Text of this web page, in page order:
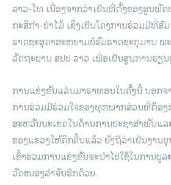
ລາວ-ໄທ ເນື່ອງຈາກວ່າເປັນທີ່ຕັ້ງຂອງສູນພັ
ກະສິກຳ-ປ່າໄມ້ ເຊິ່ງເປັນໂຄງການຮ່ວມມືທີ່ສົ
ຣາດຊະສຸດາສະຫຍາມບໍຣົມຣາດຊະກຸມານ ພ
ລັດຖະບານ ສປປ ລາວ ເພື່ອເປັນສູນການຮຽ
ການແຂ່ງຂັນແລ່ນມາຣາທອນໃນຄັ້ງນີ້ ນອກຈ
ການຮ່ວມມືຮ່ວມໃຈຂອງທຸກພາກສ່ວນທີ່ຕ້ອ
ສະຫວັນນະເຂດໃນດ້ານການປະຊາສຳພັນແ
ຂອງແຂວງໃຫ້ຄຶກຄື້ນແລ້ວ ຍັງຖືວ່າເປັນງາ
ເຂົ້າຮ່ວມການແຂ່ງຂັນຈະນຳໄປໃຊ້ໃນການບູ
ວັດໜອງລຳຈັນອີກດ້ວຍ.